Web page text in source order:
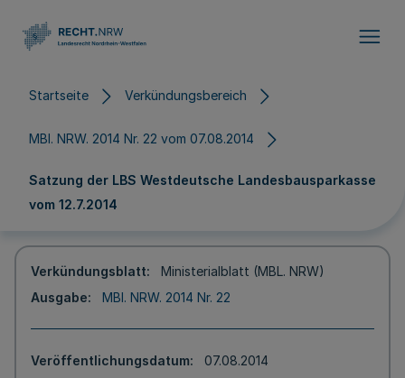
Startseite Verkündungsbereich
MBl. NRW. 2014 Nr. 22 vom 07.08.2014
Satzung der LBS Westdeutsche Landesbausparkasse
vom 12.7.2014
Verkündungsblatt
Ministerialblatt (MBL. NRW)
Ausgabe
MBl. NRW. 2014 Nr. 22
Veröffentlichungsdatum
07.08.2014